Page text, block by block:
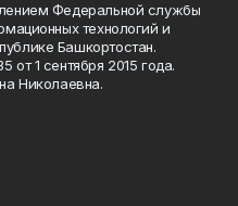
Федеральной службы
технологий и
Башкортостан.
1 сентября 2015 года.
Николаевна.